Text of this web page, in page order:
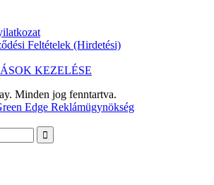
Feltételek (Hirdetési)
KEZELÉSE
Minden jog fenntartva.
Edge Reklámügynökség